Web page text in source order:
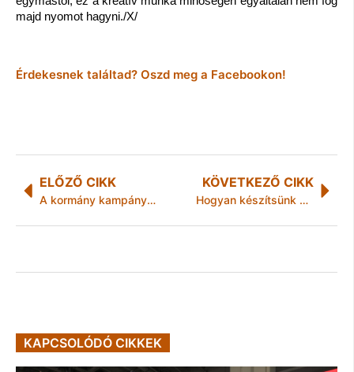
majd nyomot hagyni./X/
Érdekesnek találtad? Oszd meg a Facebookon!
ELŐZŐ CIKK
A kormány kampányt indít az oltásra jelentkezés ösztönzésére
KÖVETKEZŐ CIKK
Hogyan készítsünk profi webáruházat?
KAPCSOLÓDÓ CIKKEK